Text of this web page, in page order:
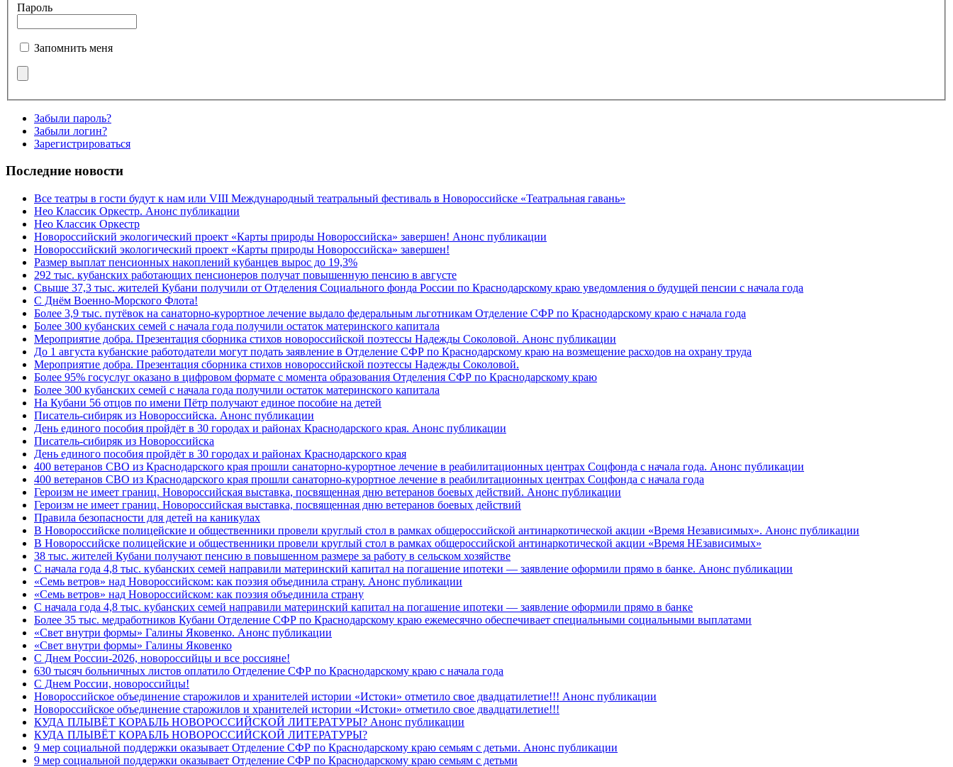
Пароль
Запомнить меня
Забыли пароль?
Забыли логин?
Зарегистрироваться
Последние новости
Все театры в гости будут к нам или VIII Международный театральный фестиваль в Новороссийске «Театральная гавань»
Нео Классик Оркестр. Анонс публикации
Нео Классик Оркестр
Новороссийский экологический проект «Карты природы Новороссийска» завершен! Анонс публикации
Новороссийский экологический проект «Карты природы Новороссийска» завершен!
Размер выплат пенсионных накоплений кубанцев вырос до 19,3%
292 тыс. кубанских работающих пенсионеров получат повышенную пенсию в августе
Свыше 37,3 тыс. жителей Кубани получили от Отделения Социального фонда России по Краснодарскому краю уведомления о будущей пенсии с начала года
C Днём Военно-Морского Флота!
Более 3,9 тыс. путёвок на санаторно-курортное лечение выдало федеральным льготникам Отделение СФР по Краснодарскому краю с начала года
Более 300 кубанских семей с начала года получили остаток материнского капитала
Мероприятие добра. Презентация сборника стихов новороссийской поэтессы Надежды Соколовой. Анонс публикации
До 1 августа кубанские работодатели могут подать заявление в Отделение СФР по Краснодарскому краю на возмещение расходов на охрану труда
Мероприятие добра. Презентация сборника стихов новороссийской поэтессы Надежды Соколовой.
Более 95% госуслуг оказано в цифровом формате с момента образования Отделения СФР по Краснодарскому краю
Более 300 кубанских семей с начала года получили остаток материнского капитала
На Кубани 56 отцов по имени Пётр получают единое пособие на детей
Писатель-сибиряк из Новороссийска. Анонс публикации
День единого пособия пройдёт в 30 городах и районах Краснодарского края. Анонс публикации
Писатель-сибиряк из Новороссийска
День единого пособия пройдёт в 30 городах и районах Краснодарского края
400 ветеранов СВО из Краснодарского края прошли санаторно-курортное лечение в реабилитационных центрах Соцфонда с начала года. Анонс публикации
400 ветеранов СВО из Краснодарского края прошли санаторно-курортное лечение в реабилитационных центрах Соцфонда с начала года
Героизм не имеет границ. Новороссийская выставка, посвященная дню ветеранов боевых действий. Анонс публикации
Героизм не имеет границ. Новороссийская выставка, посвященная дню ветеранов боевых действий
Правила безопасности для детей на каникулах
В Новороссийске полицейские и общественники провели круглый стол в рамках общероссийской антинаркотической акции «Время Независимых». Анонс публикации
В Новороссийске полицейские и общественники провели круглый стол в рамках общероссийской антинаркотической акции «Время НЕзависимых»
38 тыс. жителей Кубани получают пенсию в повышенном размере за работу в сельском хозяйстве
С начала года 4,8 тыс. кубанских семей направили материнский капитал на погашение ипотеки — заявление оформили прямо в банке. Анонс публикации
«Семь ветров» над Новороссийском: как поэзия объединила страну. Анонс публикации
«Семь ветров» над Новороссийском: как поэзия объединила страну
С начала года 4,8 тыс. кубанских семей направили материнский капитал на погашение ипотеки — заявление оформили прямо в банке
Более 35 тыс. медработников Кубани Отделение СФР по Краснодарскому краю ежемесячно обеспечивает специальными социальными выплатами
«Свет внутри формы» Галины Яковенко. Анонс публикации
«Свет внутри формы» Галины Яковенко
C Днем России-2026, новороссийцы и все россияне!
630 тысяч больничных листов оплатило Отделение СФР по Краснодарскому краю с начала года
C Днем России, новороссийцы!
Новороссийское объединение старожилов и хранителей истории «Истоки» отметило свое двадцатилетие!!! Анонс публикации
Новороссийское объединение старожилов и хранителей истории «Истоки» отметило свое двадцатилетие!!!
КУДА ПЛЫВЁТ КОРАБЛЬ НОВОРОССИЙСКОЙ ЛИТЕРАТУРЫ? Анонс публикации
КУДА ПЛЫВЁТ КОРАБЛЬ НОВОРОССИЙСКОЙ ЛИТЕРАТУРЫ?
9 мер социальной поддержки оказывает Отделение СФР по Краснодарскому краю семьям с детьми. Анонс публикации
9 мер социальной поддержки оказывает Отделение СФР по Краснодарскому краю семьям с детьми